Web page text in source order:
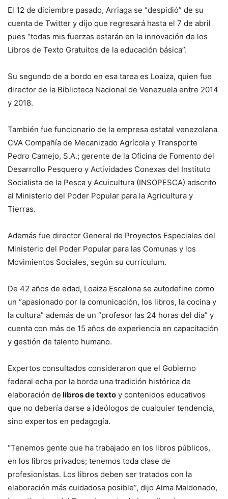
El 12 de diciembre pasado, Arriaga se “despidió” de su
cuenta de Twitter y dijo que regresará hasta el 7 de abril
pues “todas mis fuerzas estarán en la innovación de los
Libros de Texto Gratuitos de la educación básica”.
Su segundo de a bordo en esa tarea es Loaiza, quien fue
director de la Biblioteca Nacional de Venezuela entre 2014
y 2018.
También fue funcionario de la empresa estatal venezolana
CVA Compañía de Mecanizado Agrícola y Transporte
Pedro Camejo, S.A.; gerente de la Oficina de Fomento del
Desarrollo Pesquero y Actividades Conexas del Instituto
Socialista de la Pesca y Acuicultura (INSOPESCA) adscrito
al Ministerio del Poder Popular para la Agricultura y
Tierras.
Además fue director General de Proyectos Especiales del
Ministerio del Poder Popular para las Comunas y los
Movimientos Sociales, según su currículum.
De 42 años de edad, Loaiza Escalona se autodefine como
un “apasionado por la comunicación, los libros, la cocina y
la cultura” además de un “profesor las 24 horas del día” y
cuenta con más de 15 años de experiencia en capacitación
y gestión de talento humano.
Expertos consultados consideraron que el Gobierno
federal echa por la borda una tradición histórica de
elaboración de libros de texto y contenidos educativos
que no debería darse a ideólogos de cualquier tendencia,
sino expertos en pedagogía.
“Tenemos gente que ha trabajado en los libros públicos,
en los libros privados; tenemos toda clase de
profesionistas. Los libros deben ser tratados con la
elaboración más cuidadosa posible”, dijo Alma Maldonado,